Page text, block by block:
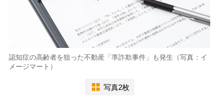
認知症の高齢者を狙った不動産「準詐欺事件」も発生（写真：イ
メージマート）
写真2枚